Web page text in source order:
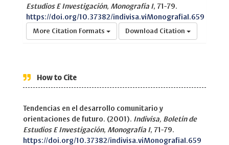
Estudios E Investigación, Monografía I, 71-79.
https://doi.org/10.37382/indivisa.viMonografiaI.659
More Citation Formats Download Citation
How to Cite
Tendencias en el desarrollo comunitario y
orientaciones de futuro. (2001). Indivisa, Boletín de
Estudios E Investigación, Monografía I, 71-79.
https://doi.org/10.37382/indivisa.viMonografiaI.659